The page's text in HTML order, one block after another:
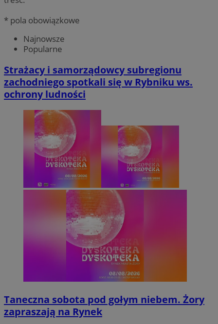
* pola obowiązkowe
Najnowsze
Popularne
Strażacy i samorządowcy subregionu
zachodniego spotkali się w Rybniku ws.
ochrony ludności
Taneczna sobota pod gołym niebem. Żory
zapraszają na Rynek